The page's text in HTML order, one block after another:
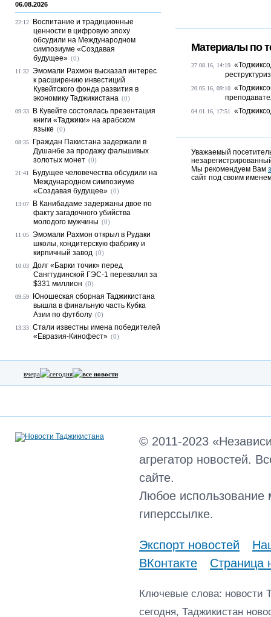
Материалы по
27.08.16, 14:19
20.05.16, 09:10
04.01.16, 17:51
Уважаемый
Мы рекомендуем Вам
сайт под своим
06.08.2026
22:12
Воспитание и традиционные
ценности в цифровую эпоху
обсудили на Международном
симпозиуме «Создавая
будущее» (0)
11:32 Эмомали Рахмон высказал интерес
к расширению инвестиций
Кувейтского фонда развития в
экономику Таджикистана (0)
09:33
В Кувейте состоялась презентация
книги «Таджики» на арабском
языке (0)
08:35
Граждан Пакистана задержали в
Душанбе за продажу фальшивых
золотых монет (0)
21:41
Будущее человечества обсудили на
Международном симпозиуме
«Создавая будущее» (0)
13:07
В Канибадаме задержаны двое по
факту загадочного убийства
молодого мужчины (0)
11:05 Эмомали Рахмон открыл в Рудаки
школы, кондитерскую фабрику и
кирпичный завод (0)
10:03 Долг «Барки точик» перед
Сангтудинской ГЭС-1 перевалил за
$331 миллион (0)
09:59
Юношеская сборная Таджикистана
вышла в финальную часть Кубка
Азии по футболу (0)
13:33 Стали известны имена победителей
«Евразия-Кинофест» (0)
вчера сегодня все новости
© 2011-2023
агрегатор новостей.
сайте.
Любое использование
гиперссылке.
Экспорт новостей
ВКонтакте
Страница
Ключевые слова: новости
сегодня, Таджикистан